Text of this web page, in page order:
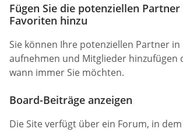
Fügen Sie die potenziellen
Favoriten hinzu
Sie können Ihre potenziellen Partner
aufnehmen und Mitglieder hinzufügen
wann immer Sie möchten.
Board-Beiträge anzeigen
Die Site verfügt über ein Forum, in